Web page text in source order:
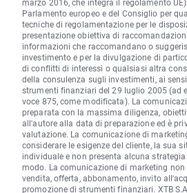
marzo 2016, che integra il regolamento
Parlamento europeo e del Consiglio per
tecniche di regolamentazione per le
presentazione obiettiva di
informazioni che raccomandano o
investimento e per la divulgazione di
di conflitti di interessi o qualsiasi altra
della consulenza sugli investimenti, ai
strumenti finanziari del 29 luglio 2005 (ad
voce 875, come modificata). La
preparata con la massima diligenza,
all'autore alla data di preparazione ed è
valutazione. La comunicazione di
considerare le esigenze del cliente, la sua
individuale e non presenta alcuna
modo. La comunicazione di marketing
vendita, offerta, abbonamento, invito
promozione di strumenti finanziari. XTB